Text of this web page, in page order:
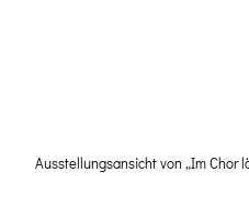
Ausstellungsansicht von „Im Chor